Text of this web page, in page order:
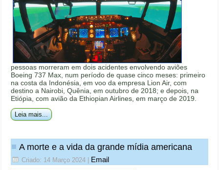
pessoas morreram em dois acidentes envolvendo aviões
Boeing 737 Max, num período de quase cinco meses: primeiro
na costa da Indonésia, em voo da empresa Lion Air, com
destino a Nairobi, Quênia, em outubro de 2018; e depois, na
Etiópia, com avião da Ethiopian Airlines, em março de 2019.
Leia mais...
A morte e a vida da grande mídia americana
Criado: 14 Março 2024 Email